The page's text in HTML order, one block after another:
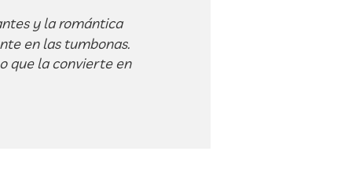
y la romántica
en las tumbonas.
que la convierte en